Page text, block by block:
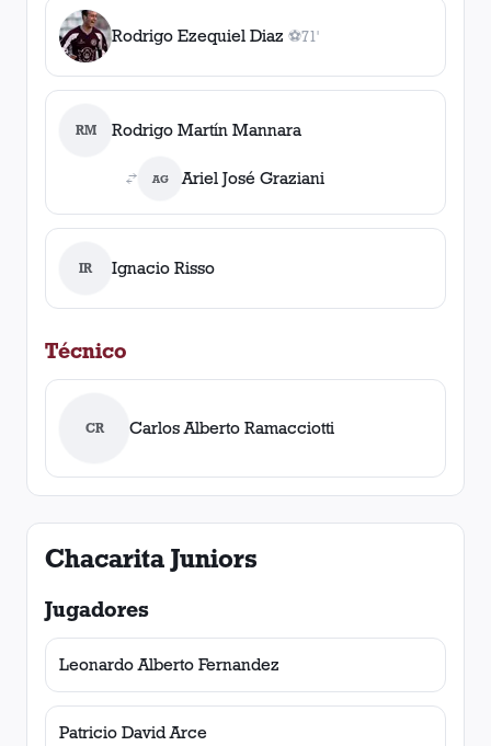
Rodrigo Ezequiel Diaz ⚽
1gol
71'
RM Rodrigo Martín Mannara
AG Ariel José Graziani
IR Ignacio Risso
Técnico
CR Carlos Alberto Ramacciotti
Chacarita Juniors
Jugadores
Leonardo Alberto Fernandez
Patricio David Arce